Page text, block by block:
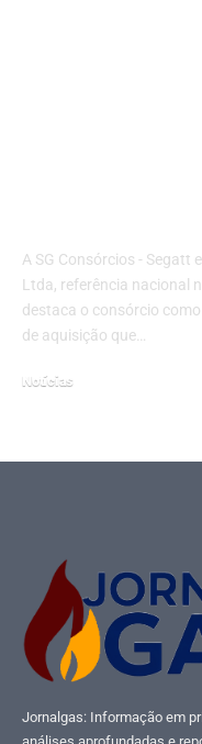
A SG Consórcios - Segatt
Ltda, referência nacional
destaca o consórcio
de aquisição que…
Notícias
Jornalgas: Informação em